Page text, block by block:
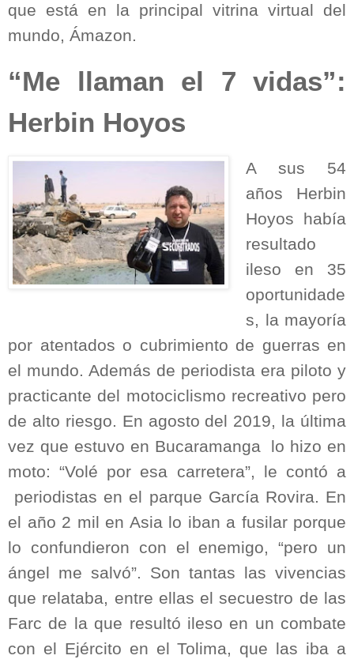
que está en la principal vitrina virtual del
mundo, Ámazon.
“Me llaman el 7 vidas”:
Herbin Hoyos
A sus 54
años Herbin
Hoyos había
resultado
ileso en 35
oportunidade
s, la mayoría
por atentados o cubrimiento de guerras en
el mundo. Además de periodista era piloto y
practicante del motociclismo recreativo pero
de alto riesgo. En agosto del 2019, la última
vez que estuvo en Bucaramanga
lo hizo en
moto: “Volé por esa carretera”, le contó a
periodistas en el parque García Rovira. En
el año 2 mil en Asia lo iban a fusilar porque
lo confundieron con el enemigo, “pero un
ángel me salvó”. Son tantas las vivencias
que relataba, entre ellas el secuestro de las
Farc de la que resultó ileso en un combate
con el Ejército en el Tolima, que las iba a